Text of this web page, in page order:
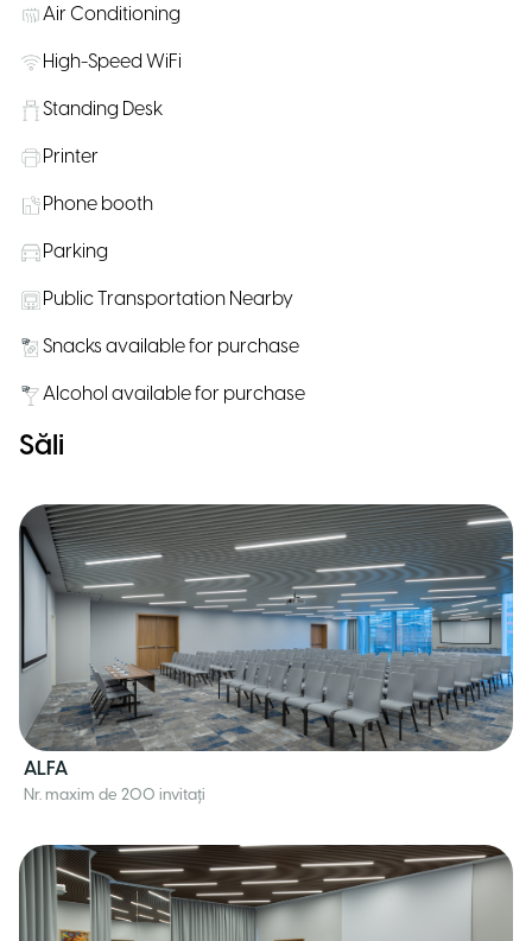
Air Conditioning
High-Speed WiFi
Standing Desk
Printer
Phone booth
Parking
Public Transportation Nearby
Snacks available for purchase
Alcohol available for purchase
Săli
ALFA
Nr. maxim de 200 invitați